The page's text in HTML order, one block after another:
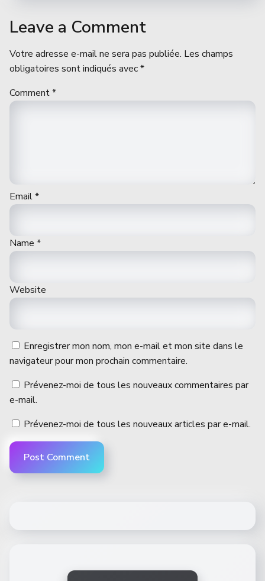
Leave a Comment
Votre adresse e-mail ne sera pas publiée. Les champs
obligatoires sont indiqués avec*
Comment*
Email*
Name *
Website
Enregistrer mon nom, mon e-mail et mon site dans le
navigateur pour mon prochain commentaire.
Prévenez-moi de tous les nouveaux commentaires par
e-mail.
Prévenez-moi de tous les nouveaux articles par e-mail.